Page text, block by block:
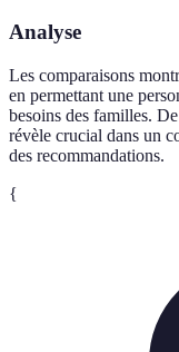
Analyse
Les comparaisons
en permettant une
besoins des familles.
révèle crucial dans un
des recommandations.
{